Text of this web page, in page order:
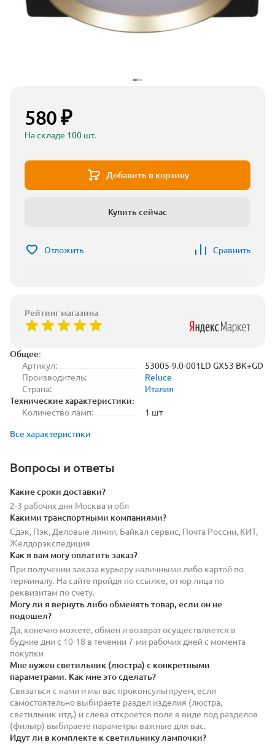
Общее:
Артикул:
53005-9.0-001LD GX53 BK+GD
Производитель:
Reluce
Страна:
Италия
Технические характеристики:
Количество ламп:
1 шт
Все характеристики
Вопросы и ответы
Какие сроки доставки?
2-3 рабочих дня Москва и обл
Какими транспортными компаниями?
Сдэк, Пэк, Деловые линии, Байкал сервис, Почта России, КИТ,
Желдорэкспедиция
Как я вам могу оплатить заказ?
При получении заказа курьеру наличными либо картой по
терминалу. На сайте пройдя по ссылке, от юр лица по
реквизитам по счету.
Могу ли я вернуть либо обменять товар, если он не
подошел?
Да, конечно можете, обмен и возврат осуществляется в
будние дни с 10-18 в течении 7-ми рабочих дней с момента
покупки
Мне нужен светильник (люстра) с конкретными
параметрами. Как мне это сделать?
Связаться с нами и мы вас проконсультируем, если
самостоятельно выбираете раздел изделия (люстра,
светильник итд.) и слева откроется поле в виде под разделов
(фильтр) выбираете параметры важные для вас.
Идут ли в комплекте к светильнику лампочки?
580 ₽
На складе 100 шт.
Добавить в корзину
Купить сейчас
Отложить Сравнить
Рейтинг магазина